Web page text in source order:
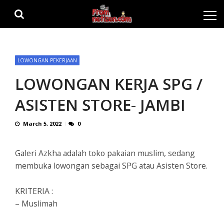
LOWONGAN PEKERJAAN
LOWONGAN KERJA SPG /
ASISTEN STORE- JAMBI
March 5, 2022 0
Galeri Azkha adalah toko pakaian muslim, sedang
membuka lowongan sebagai SPG atau Asisten Store.
KRITERIA :
– Muslimah